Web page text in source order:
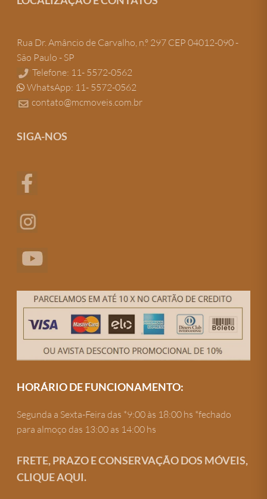
Rua Dr. Amâncio de Carvalho, n.º 297 CEP 04012-090 -
São Paulo - SP
Telefone: 11- 5572-0562
WhatsApp: 11- 5572-0562
contato@mcmoveis.com.br
SIGA-NOS
HORÁRIO DE FUNCIONAMENTO:
Segunda a Sexta-Feira das *9:00 às 18:00 hs *fechado
para almoço das 13:00 as 14:00 hs
FRETE, PRAZO E CONSERVAÇÃO DOS MÓVEIS,
CLIQUE AQUI.